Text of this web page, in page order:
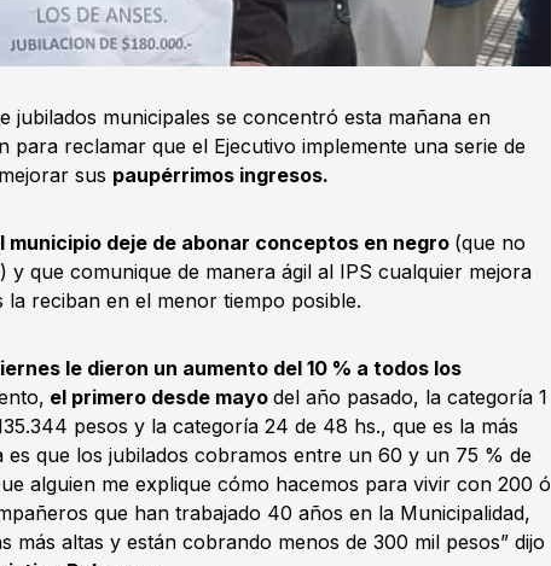
jubilados municipales se concentró esta mañana en
para reclamar que el Ejecutivo implemente una serie de
sus paupérrimos ingresos.
municipio deje de abonar conceptos en negro (que no
y que comunique de manera ágil al IPS cualquier mejora
la reciban en el menor tiempo posible.
le dieron un aumento del 10 % a todos los
el primero desde mayo del año pasado, la categoría 1
pesos y la categoría 24 de 48 hs., que es la más
es que los jubilados cobramos entre un 60 y un 75 % de
alguien me explique cómo hacemos para vivir con 200 ó
que han trabajado 40 años en la Municipalidad,
más altas y están cobrando menos de 300 mil pesos” dijo